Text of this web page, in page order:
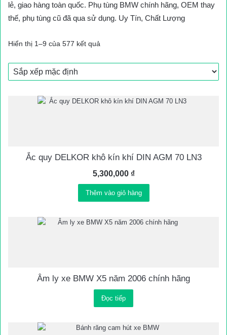
lẻ, giao hàng toàn quốc. Phụ tùng BMW chính hãng, OEM thay
thế, phụ tùng cũ đã qua sử dụng. Uy Tín, Chất Lượng
Hiển thị 1–9 của 577 kết quả
Ắc quy DELKOR khô kín khí DIN AGM 70 LN3
5,300,000 ₫
Thêm vào giỏ hàng
Âm ly xe BMW X5 năm 2006 chính hãng
Đọc tiếp